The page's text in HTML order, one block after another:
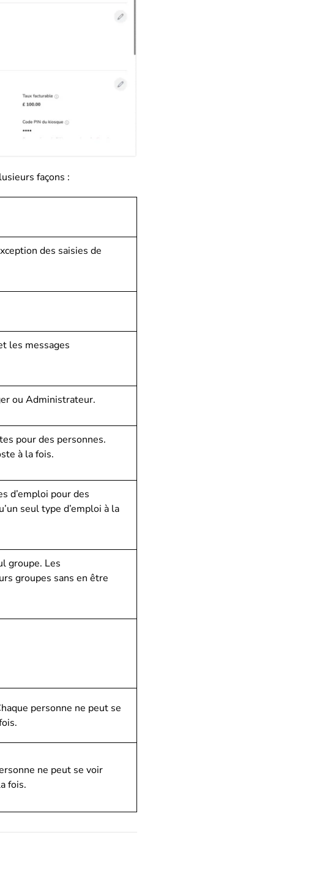
façons :
des saisies de
les messages
ou Administrateur.
pour des personnes.
à la fois.
d’emploi pour des
seul type d’emploi à la
groupe. Les
groupes sans en être
personne ne peut se
ne peut se voir
fois.